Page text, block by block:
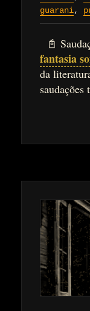
guarani,
📓
fantasia
da
saudações